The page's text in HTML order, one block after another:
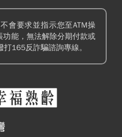
會要求並指示您至ATM操
功能，無法解除分期付款或
165反詐騙諮詢專線。